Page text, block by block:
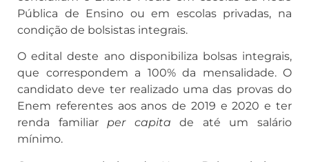
Pública de Ensino ou em escolas privadas, na
condição de bolsistas integrais.
O edital deste ano disponibiliza bolsas integrais,
que correspondem a 100% da mensalidade. O
candidato deve ter realizado uma das provas do
Enem referentes aos anos de 2019 e 2020 e ter
renda familiarper capita de até um salário
mínimo.